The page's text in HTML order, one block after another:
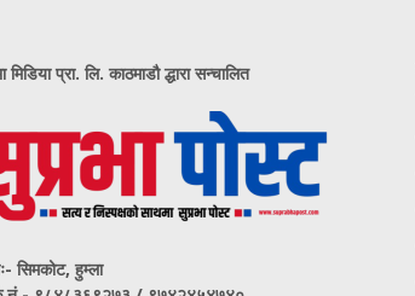
मिडिया प्रा. लि. काठमाडौ द्धारा सन्चालित
सिमकोट, हुम्ला